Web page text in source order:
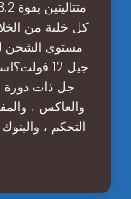
كل خلية من
مستوى الشحن
التحكم ،